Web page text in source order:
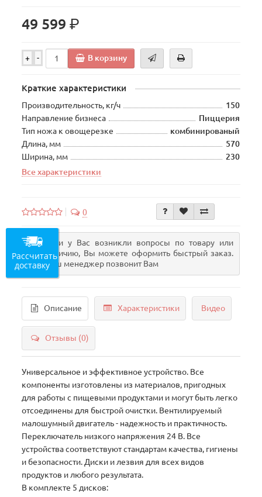
49 599р.
+ - В корзину
Краткие характеристики
Производительность, кг/ч
150
Направление бизнеса
Пиццерия
Тип ножа к овощерезке
комбинированый
Длина, мм
570
Ширина, мм
230
Все характеристики
0
Если у Вас возникли вопросы по товару или
наличию, Вы можете оформить быстрый заказ.
Наш менеджер позвонит Вам
Описание Характеристики Видео
Отзывы (0)
Универсальное и эффективное устройство. Все
компоненты изготовлены из материалов, пригодных
для работы с пищевыми продуктами и могут быть легко
отсоединены для быстрой очистки. Вентилируемый
малошумный двигатель - надежность и практичность.
Переключатель низкого напряжения 24 В. Все
устройства соответствуют стандартам качества, гигиены
и безопасности. Диски и лезвия для всех видов
продуктов и любого результата.
В комплекте 5 дисков:
Рассчитать
доставку